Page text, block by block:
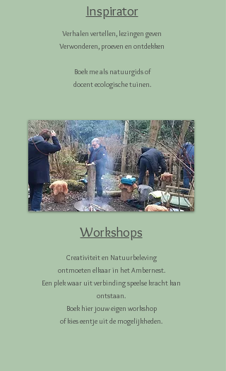
Inspirator
Verhalen vertellen, lezingen geven
Verwonderen, proeven en ontdekken
Boek me als natuurgids of
docent ecologische tuinen.
Workshops
Creativiteit en Natuurbeleving
ontmoeten elkaar in het Ambernest.
Een plek waar uit verbinding speelse kracht kan
ontstaan.
Boek hier jouw eigen workshop
of kies eentje uit de mogelijkheden.